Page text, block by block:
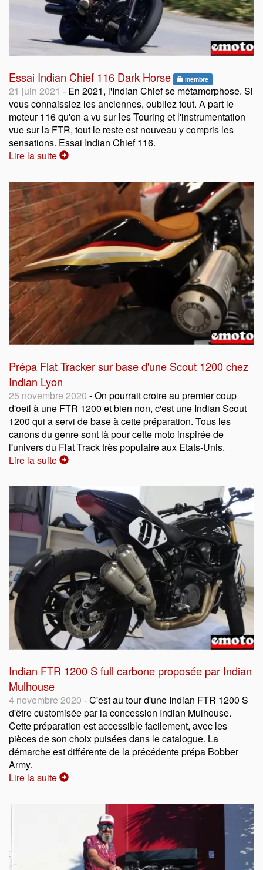
Essai Indian Chief 116 Dark Horse membre
21 juin 2021 - En 2021, l'Indian Chief se métamorphose. Si
vous connaissiez les anciennes, oubliez tout. A part le
moteur 116 qu'on a vu sur les Touring et l'instrumentation
vue sur la FTR, tout le reste est nouveau y compris les
sensations. Essai Indian Chief 116.
Lire la suite
Prépa Flat Tracker sur base d'une Scout 1200 chez
Indian Lyon
25 novembre 2020 - On pourrait croire au premier coup
d'oeil à une FTR 1200 et bien non, c'est une Indian Scout
1200 qui a servi de base à cette préparation. Tous les
canons du genre sont là pour cette moto inspirée de
l'univers du Flat Track très populaire aux Etats-Unis.
Lire la suite
Indian FTR 1200 S full carbone proposée par Indian
Mulhouse
4 novembre 2020 - C'est au tour d'une Indian FTR 1200 S
d'être customisée par la concession Indian Mulhouse.
Cette préparation est accessible facilement, avec les
pièces de son choix puisées dans le catalogue. La
démarche est différente de la précédente prépa Bobber
Army.
Lire la suite